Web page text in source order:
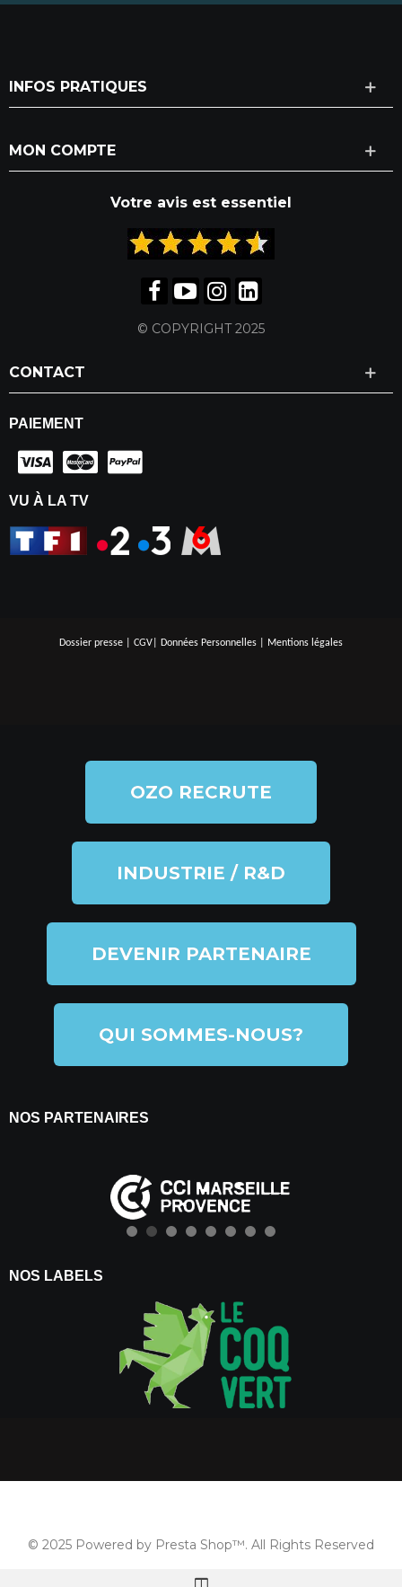
INFOS PRATIQUES
MON COMPTE
Votre avis est essentiel
© COPYRIGHT 2025
CONTACT
PAIEMENT
VU À LA TV
Dossier presse CGV Données Personnelles Mentions légales
OZO RECRUTE
INDUSTRIE / R&D
DEVENIR PARTENAIRE
QUI SOMMES-NOUS?
NOS PARTENAIRES
NOS LABELS
© 2025 Powered by Presta Shop™. All Rights Reserved